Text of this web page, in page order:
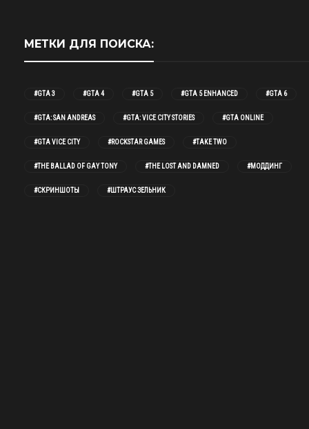
МЕТКИ ДЛЯ ПОИСКА:
#GTA 3 #GTA 4 #GTA 5 #GTA 5 ENHANCED #GTA 6
#GTA: SAN ANDREAS #GTA: VICE CITY STORIES #GTA ONLINE
#GTA VICE CITY #ROCKSTAR GAMES #TAKE TWO
#THE BALLAD OF GAY TONY #THE LOST AND DAMNED #МОДДИНГ
#СКРИНШОТЫ #ШТРАУС ЗЕЛЬНИК